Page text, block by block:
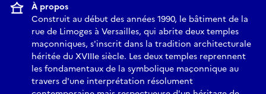
À propos
Construit au début des années 1990, le bâtiment de la
rue de Limoges à Versailles, qui abrite deux temples
maçonniques, s'inscrit dans la tradition architecturale
héritée du XVIIIe siècle. Les deux temples reprennent
les fondamentaux de la symbolique maçonnique au
travers d'une interprétation résolument